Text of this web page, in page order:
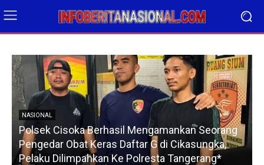
NASIONAL
Kapolda Lampung Pimpin Sertijab 12 Pejabat
Strategis, Perkuat Organisasi dan Pelayanan
Polri Presisi